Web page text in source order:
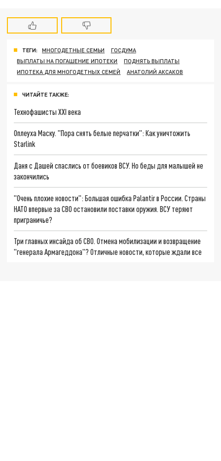
ТЕГИ: МНОГОДЕТНЫЕ СЕМЬИ
ГОСДУМА
ВЫПЛАТЫ НА ПОГАШЕНИЕ ИПОТЕКИ
ПОДНЯТЬ ВЫПЛАТЫ
ИПОТЕКА ДЛЯ МНОГОДЕТНЫХ СЕМЕЙ
АНАТОЛИЙ АКСАКОВ
ЧИТАЙТЕ ТАКЖЕ:
Технофашисты XXI века
Оплеуха Маску. "Пора снять белые перчатки": Как уничтожить
Starlink
Даня с Дашей спаслись от боевиков ВСУ. Но беды для малышей не
закончились
"Очень плохие новости": Большая ошибка Palantir в России. Страны
НАТО впервые за СВО остановили поставки оружия. ВСУ теряют
приграничье?
Три главных инсайда об СВО. Отмена мобилизации и возвращение
"генерала Армагеддона"? Отличные новости, которые ждали все